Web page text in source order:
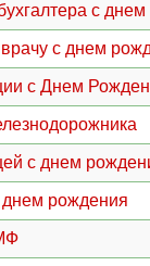
с
с днем
с Днем
с днем
днем рождения